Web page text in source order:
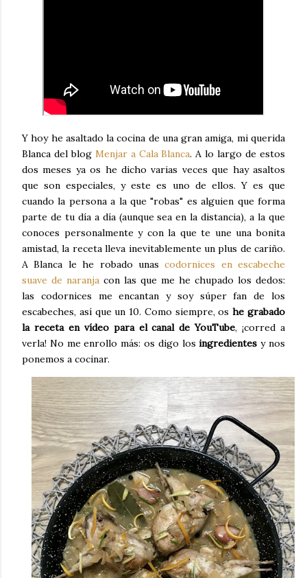
Y hoy he asaltado la cocina de una gran amiga, mi querida
Blanca del blog Menjar a Cala Blanca. A lo largo de estos
dos meses ya os he dicho varias veces que hay asaltos
que son especiales, y este es uno de ellos. Y es que
cuando la persona a la que "robas" es alguien que forma
parte de tu día a día (aunque sea en la distancia), a la que
conoces personalmente y con la que te une una bonita
amistad, la receta lleva inevitablemente un plus de cariño.
A Blanca le he robado unascodornices en escabeche
suave de naranja con las que me he chupado los dedos:
las codornices me encantan y soy súper fan de los
escabeches, así que un 10. Como siempre, oshe grabado
la receta en vídeo para el canal de YouTube, ¡corred a
verla! No me enrollo más: os digo losingredientes y nos
ponemos a cocinar.